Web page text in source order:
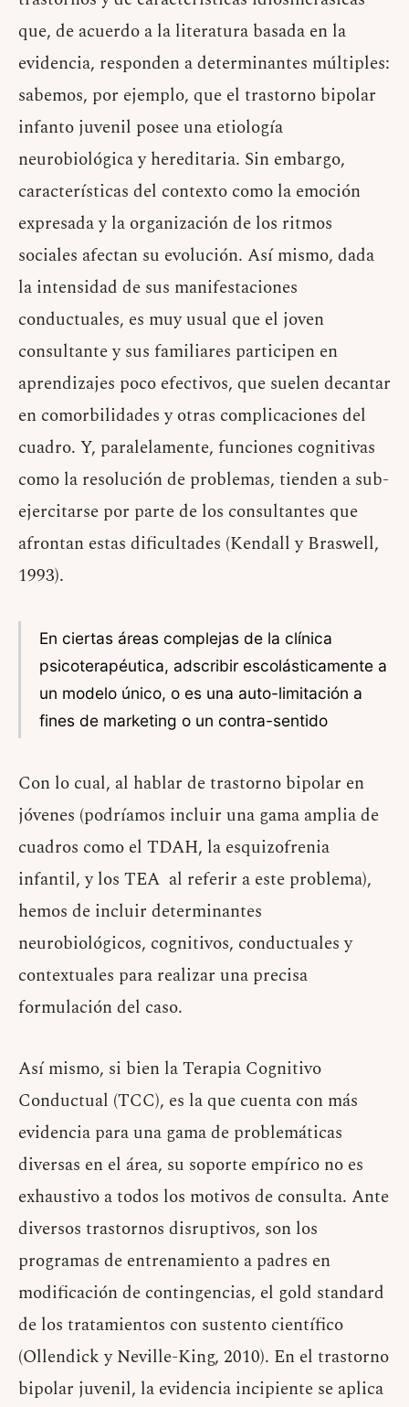
que, de acuerdo a la literatura basada en la
evidencia, responden a determinantes múltiples:
sabemos, por ejemplo, que el trastorno bipolar
infanto juvenil posee una etiología
neurobiológica y hereditaria. Sin embargo,
características del contexto como la emoción
expresada y la organización de los ritmos
sociales afectan su evolución. Así mismo, dada
la intensidad de sus manifestaciones
conductuales, es muy usual que el joven
consultante y sus familiares participen en
aprendizajes poco efectivos, que suelen decantar
en comorbilidades y otras complicaciones del
cuadro. Y, paralelamente, funciones cognitivas
como la resolución de problemas, tienden a sub-
ejercitarse por parte de los consultantes que
afrontan estas dificultades (Kendall y Braswell,
1993).
En ciertas áreas complejas de la clínica
psicoterapéutica, adscribir escolásticamente a
un modelo único, o es una auto-limitación a
fines de marketing o un contra-sentido
Con lo cual, al hablar de trastorno bipolar en
jóvenes (podríamos incluir una gama amplia de
cuadros como el TDAH, la esquizofrenia
infantil, y los TEA al referir a este problema),
hemos de incluir determinantes
neurobiológicos, cognitivos, conductuales y
contextuales para realizar una precisa
formulación del caso.
Así mismo, si bien la Terapia Cognitivo
Conductual (TCC), es la que cuenta con más
evidencia para una gama de problemáticas
diversas en el área, su soporte empírico no es
exhaustivo a todos los motivos de consulta. Ante
diversos trastornos disruptivos, son los
programas de entrenamiento a padres en
modificación de contingencias, el gold standard
de los tratamientos con sustento científico
(Ollendick y Neville-King, 2010). En el trastorno
bipolar juvenil, la evidencia incipiente se aplica